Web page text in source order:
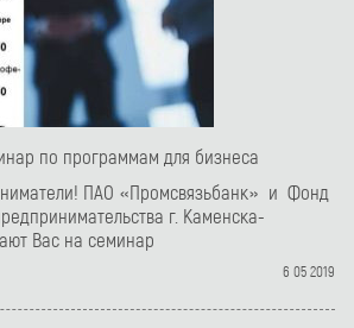
по программам для бизнеса
ПАО «Промсвязьбанк» и Фонд
г. Каменска-
Вас на семинар
6 05 2019